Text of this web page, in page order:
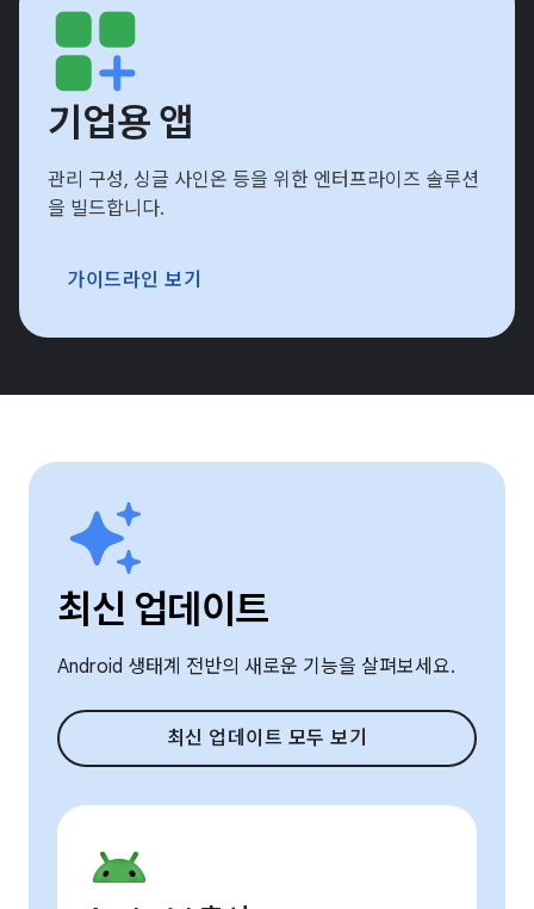
기업용 앱
관리 구성, 싱글 사인온 등을 위한 엔터프라이즈 솔루션
을 빌드합니다.
가이드라인 보기
최신 업데이트
Android 생태계 전반의 새로운 기능을 살펴보세요.
최신 업데이트 모두 보기